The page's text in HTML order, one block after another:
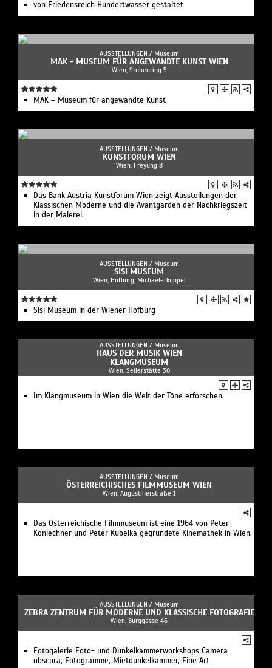
von Friedensreich Hundertwasser gestaltet
AUSSTELLUNGEN / Museum
MAK - MUSEUM FÜR ANGEWANDTE KUNST WIEN
Wien, Stubenring 5
MAK – Museum für angewandte Kunst
AUSSTELLUNGEN / Museum
KUNSTFORUM WIEN
Wien, Freyung 8
Das Bank Austria Kunstforum Wien zeigt Ausstellungen der
Klassischen Moderne und die Avantgarden der Nachkriegszeit
in der Malerei.
AUSSTELLUNGEN / Museum
SISI MUSEUM
Wien, Hofburg, Michaelerkuppel
Sisi Museum in der Wiener Hofburg
AUSSTELLUNGEN / Museum
HAUS DER MUSIK WIEN
KLANGMUSEUM
Wien, Seilerstätte 30
Im Klangmuseum in Wien die Welt der Töne erforschen.
AUSSTELLUNGEN / Museum
ÖSTERREICHISCHES FILMMUSEUM WIEN
Wien, Augustinerstraße 1
Das Österreichische Filmmuseum ist eine 1964 von Peter
Konlechner und Peter Kubelka gegründete Kinemathek in Wien.
AUSSTELLUNGEN / Museum
ZEBRA ZENTRUM FÜR MODERNE UND KLASSISCHE FOTOGRAFIE
Wien, Burggasse 46
Fotogalerie Foto- und Dunkelkammerworkshops Camera
obscura, Fotogramme, Mietdunkelkammer, Fine Art